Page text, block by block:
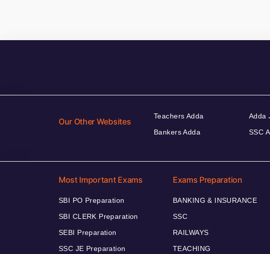
Our Other Websites
Teachers Adda
Bankers Adda
Adda
SSC
Most Important Exams
SBI PO Preparation
SBI CLERK Preparation
SEBI Preparation
SSC JE Preparation
Exams Preparation
BANKING & INSURANCE
SSC
RAILWAYS
TEACHING